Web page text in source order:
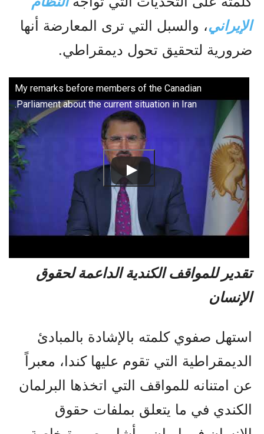
الإيراني، والسبل التي ترى المعارضة أنها
ضرورية لتحقيق تحول ديمقراطي.
My remarks before members of the Canadian
Parliament about the current situation in Iran.
تقدير للمواقف الكندية الداعمة لحقوق
الإنسان
استهل صفوي كلمته بالإشادة بالمبادئ
الديمقراطية التي تقوم عليها كندا، معبراً
عن امتنانه للمواقف التي اتخذها البرلمان
الكندي في ما يتعلق بملفات حقوق